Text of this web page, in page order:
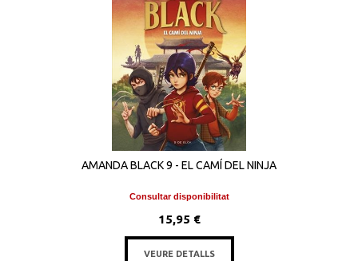
AMANDA BLACK 9 - EL CAMÍ DEL NINJA
Consultar disponibilitat
15,95 €
VEURE DETALLS